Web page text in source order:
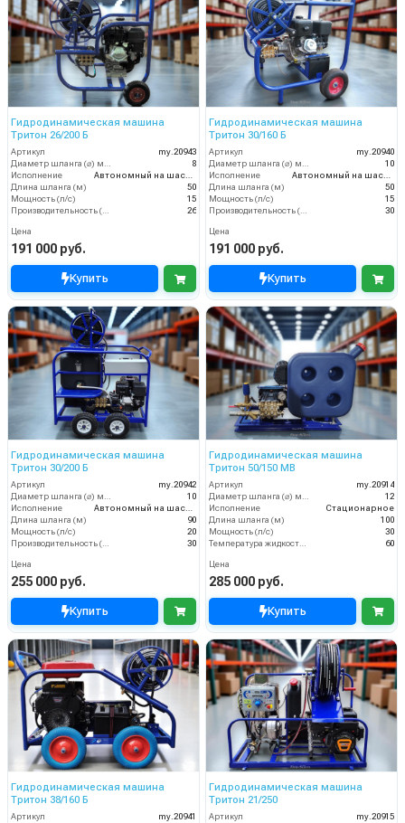
Гидродинамическая машина
Тритон 26/200 Б
Артикул
my.20943
Диаметр шланга (⌀) мм:
8
Исполнение
Автономный на шасси
Длина шланга (м)
50
Мощность (л/с)
15
Производительность (л/мин)
26
Цена
191 000 руб.
Купить
Гидродинамическая машина
Тритон 30/160 Б
Артикул
my.20940
Диаметр шланга (⌀) мм:
10
Исполнение
Автономный на шасси
Длина шланга (м)
50
Мощность (л/с)
15
Производительность (л/мин)
30
Цена
191 000 руб.
Купить
Гидродинамическая машина
Тритон 30/200 Б
Артикул
my.20942
10
Исполнение
Длина шланга (м)
90
Мощность (л/с)
20
30
Цена
255 000 руб.
Купить
Гидродинамическая машина
Тритон 50/150 МВ
Артикул
my.20914
12
Исполнение
Стационарное
Длина шланга (м)
100
Мощность (л/с)
30
60
Цена
285 000 руб.
Купить
Гидродинамическая машина
Тритон 38/160 Б
Артикул
my.20941
Гидродинамическая машина
Тритон 21/250
Артикул
my.20915